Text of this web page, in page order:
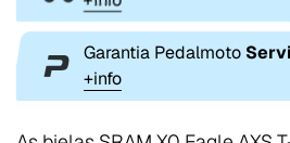
Garantia Pedalmoto
+info